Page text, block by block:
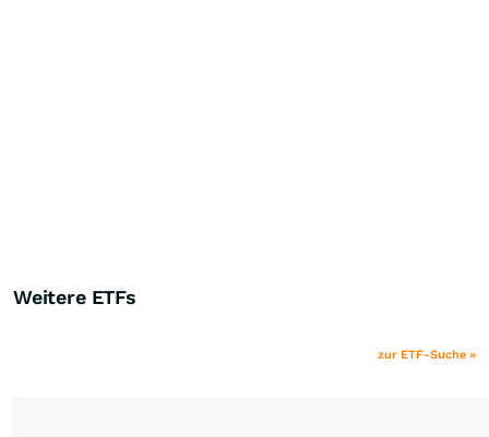
Weitere ETFs
zur ETF-Suche »